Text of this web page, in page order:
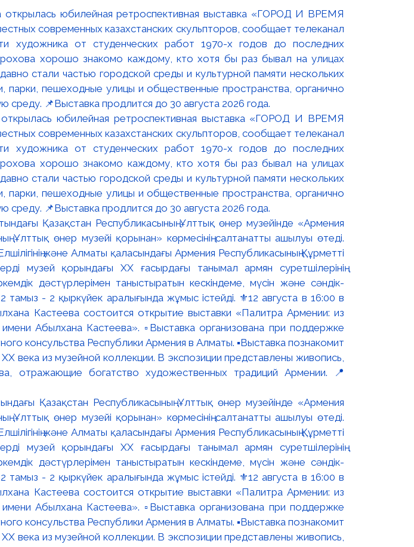
юбилейная ретроспективная выставка «ГОРОД И ВРЕМЯ
современных казахстанских скульпторов, сообщает телеканал
художника от студенческих работ 1970-х годов до последних
хорошо знакомо каждому, кто хотя бы раз бывал на улицах
стали частью городской среды и культурной памяти нескольких
пешеходные улицы и общественные пространства, органично
среду. 📌Выставка продлится до 30 августа 2026 года.
Қазақстан Республикасының Ұлттық өнер музейінде «Армения
Ұлттық өнер музейі қорынан» көрмесінің салтанатты ашылуы өтеді.
және Алматы қаласындағы Армения Республикасының Құрметті
музей қорындағы ХХ ғасырдағы танымал армян суретшілерінің
дәстүрлерімен таныстыратын кескіндеме, мүсін және сәндік-
- 2 қыркүйек аралығында жұмыс істейді. ⚜️12 августа в 16:00 в
Кастеева состоится открытие выставки «Палитра Армении: из
Абылхана Кастеева». ▫️Выставка организована при поддержке
консульства Республики Армения в Алматы. ▪️Выставка познакомит
века из музейной коллекции. В экспозиции представлены живопись,